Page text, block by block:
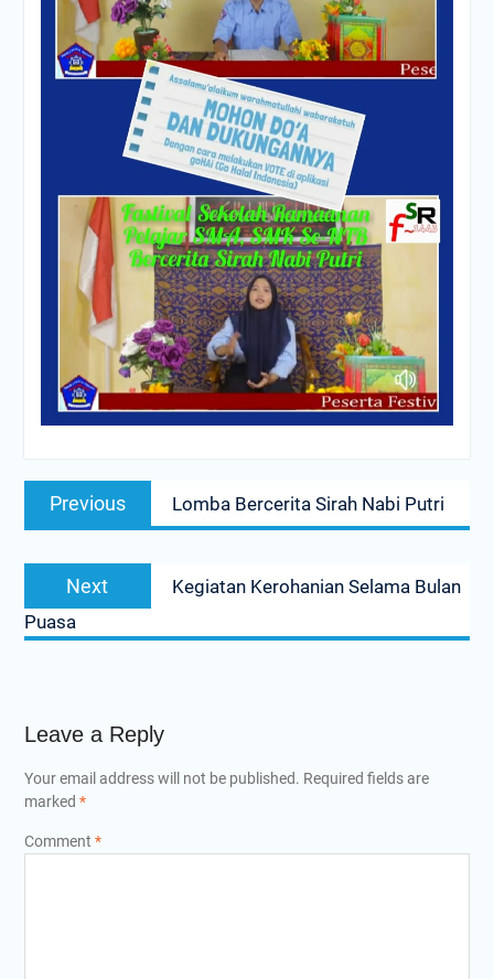
PENYERAHAN PIALA AiSO
Upacara memperingati Hari
Pendidikan Nasional 2 Mei
2026 di SMKN 2 PRAYA
TENGAH.
Post
navigation
Previous
post:
Lomba Bercerita Sirah Nabi Putri
Next
post:
Kegiatan Kerohanian Selama Bulan
Puasa
Leave a Reply
Your email address will not be published. Required fields are
marked *
Comment *